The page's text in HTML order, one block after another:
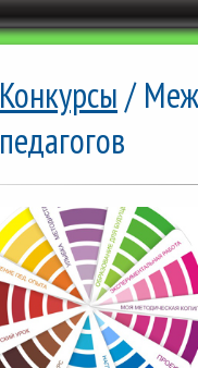
Конкурсы/
педагогов